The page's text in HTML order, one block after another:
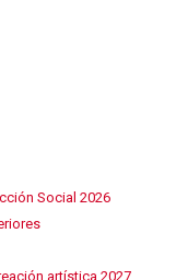
Social 2026
artística 2027